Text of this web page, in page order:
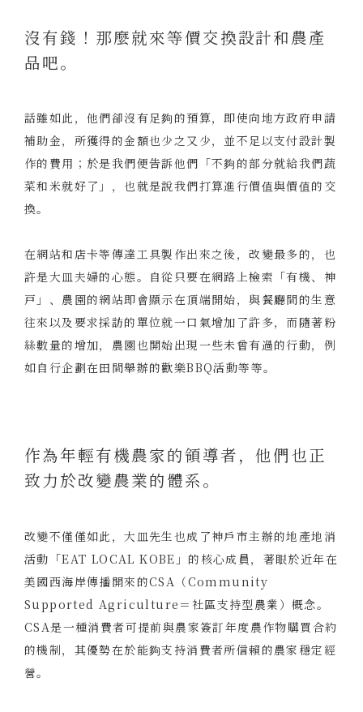
沒有錢！那麼就來等價交換設計和農產
品吧。
話雖如此，他們卻沒有足夠的預算，即使向地方政府申請
補助金，所獲得的金額也少之又少，並不足以支付設計製
作的費用；於是我們便告訴他們「不夠的部分就給我們蔬
菜和米就好了」，也就是說我們打算進行價值與價值的交
換。
在網站和店卡等傳達工具製作出來之後，改變最多的，也
許是大皿夫婦的心態。自從只要在網路上檢索「有機、神
戸」、農園的網站即會顯示在頂端開始，與餐廳間的生意
往來以及要求採訪的單位就一口氣增加了許多，而隨著粉
絲數量的增加，農園也開始出現一些未曾有過的行動，例
如自行企劃在田間舉辦的歡樂BBQ活動等等。
作為年輕有機農家的領導者，他們也正
致力於改變農業的體系。
改變不僅僅如此，大皿先生也成了神戶市主辦的地產地消
活動「EAT LOCAL KOBE」的核心成員，著眼於近年在
美國西海岸傳播開來的CSA（Community
Supported Agriculture＝社區支持型農業）概念。
CSA是一種消費者可提前與農家簽訂年度農作物購買合約
的機制，其優勢在於能夠支持消費者所信賴的農家穩定經
營。